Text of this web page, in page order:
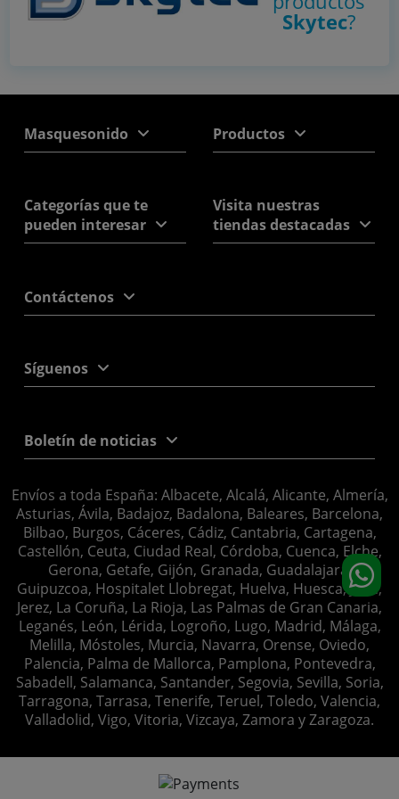
Skytec?
Masquesonido Productos
Categorías que te
pueden interesar
Visita nuestras
tiendas destacadas
Contáctenos
Síguenos
Boletín de noticias
Envíos a toda España: Albacete, Alcalá, Alicante, Almería,
Asturias, Ávila, Badajoz, Badalona, Baleares, Barcelona,
Bilbao, Burgos, Cáceres, Cádiz, Cantabria, Cartagena,
Castellón, Ceuta, Ciudad Real, Córdoba, Cuenca, Elche,
Gerona, Getafe, Gijón, Granada, Guadalajara,
Guipuzcoa, Hospitalet Llobregat, Huelva, Huesca, Jaén,
Jerez, La Coruña, La Rioja, Las Palmas de Gran Canaria,
Leganés, León, Lérida, Logroño, Lugo, Madrid, Málaga,
Melilla, Móstoles, Murcia, Navarra, Orense, Oviedo,
Palencia, Palma de Mallorca, Pamplona, Pontevedra,
Sabadell, Salamanca, Santander, Segovia, Sevilla, Soria,
Tarragona, Tarrasa, Tenerife, Teruel, Toledo, Valencia,
Valladolid, Vigo, Vitoria, Vizcaya, Zamora y Zaragoza.